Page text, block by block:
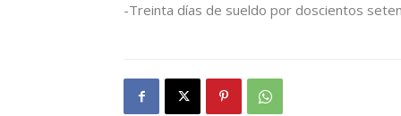
-Treinta días de sueldo por doscientos